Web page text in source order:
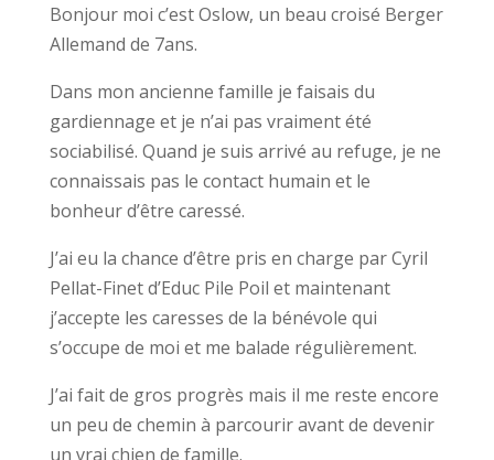
Bonjour moi c’est Oslow, un beau croisé Berger
Allemand de 7ans.
Dans mon ancienne famille je faisais du
gardiennage et je n’ai pas vraiment été
sociabilisé. Quand je suis arrivé au refuge, je ne
connaissais pas le contact humain et le
bonheur d’être caressé.
J’ai eu la chance d’être pris en charge par Cyril
Pellat-Finet d’Educ Pile Poil et maintenant
j’accepte les caresses de la bénévole qui
s’occupe de moi et me balade régulièrement.
J’ai fait de gros progrès mais il me reste encore
un peu de chemin à parcourir avant de devenir
un vrai chien de famille.